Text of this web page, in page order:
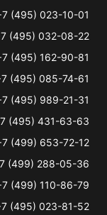
(495) 023-10-01
(495) 032-08-22
(495) 162-90-81
(495) 085-74-61
(495) 989-21-31
(495) 431-63-63
(499) 653-72-12
(499) 288-05-36
(499) 110-86-79
(495) 023-81-52